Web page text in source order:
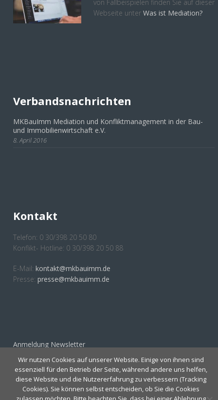
von Fallbeispielen finden Sie auf dieser
Webseite unter Was ist Mediation?
Verbandsnachrichten
MKBauImm Mediation und Konfliktmanagement in der Bau-
und Immobilienwirtschaft e.V.
8. April 2016
Kontakt
Telefon: 0 30/398 20 50 80
Konflikt- Hotline: 0 30/398 20 50 88
E-Mail: kontakt@mkbauimm.de
Presse: presse@mkbauimm.de
Anmeldung Newsletter
Wir nutzen Cookies auf unserer Website. Einige von ihnen sind
essenziell für den Betrieb der Seite, während andere uns helfen,
diese Website und die Nutzererfahrung zu verbessern (Tracking
Cookies). Sie können selbst entscheiden, ob Sie die Cookies